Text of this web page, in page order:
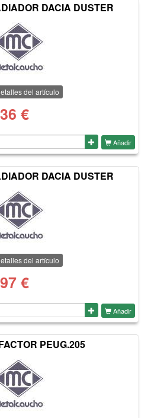
DACIA DUSTER
del artículo
€
Añadir
DACIA DUSTER
del artículo
€
Añadir
PEUG.205